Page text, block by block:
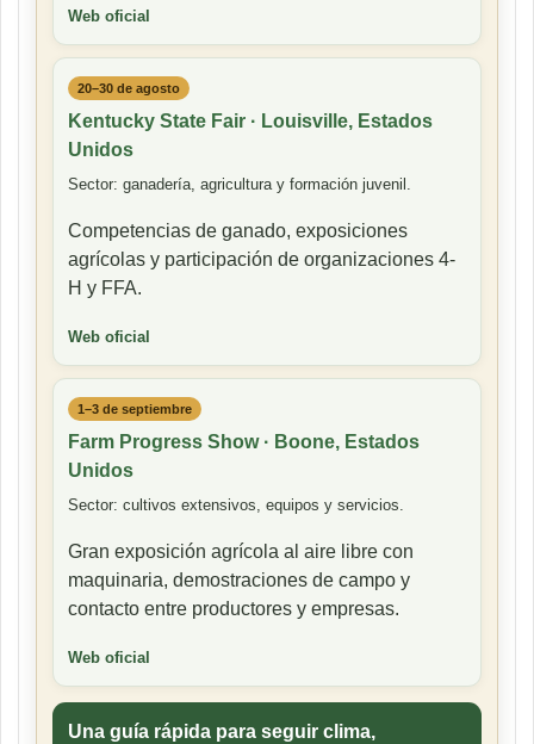
Web oficial
20–30 de agosto
Kentucky State Fair · Louisville, Estados
Unidos
Sector: ganadería, agricultura y formación juvenil.
Competencias de ganado, exposiciones
agrícolas y participación de organizaciones 4-
H y FFA.
Web oficial
1–3 de septiembre
Farm Progress Show · Boone, Estados
Unidos
Sector: cultivos extensivos, equipos y servicios.
Gran exposición agrícola al aire libre con
maquinaria, demostraciones de campo y
contacto entre productores y empresas.
Web oficial
Una guía rápida para seguir clima,